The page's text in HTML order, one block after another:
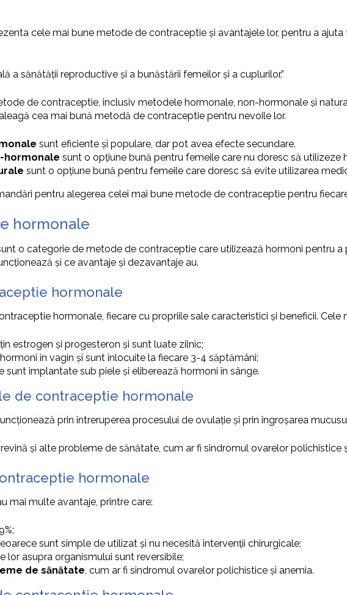
cele mai bune metode de contraceptie și avantajele lor, pentru a
a sănătății reproductive și a bunăstării femeilor și a cuplurilor.”
de contraceptie, inclusiv metodele hormonale, non-hormonale și
cea mai bună metodă de contraceptie pentru nevoile lor.
sunt eficiente și populare, dar pot avea efecte secundare.
hormonale sunt o opțiune bună pentru femeile care nu doresc să utilizeze
sunt o opțiune bună pentru femeile care doresc să evite utilizarea
pentru alegerea celei mai bune metode de contraceptie pentru
hormonale
o categorie de metode de contraceptie care utilizează hormoni pentru a
și ce avantaje și dezavantaje au.
hormonale
hormonale, fiecare cu propriile sale caracteristici și beneficii. Cele
estrogen și progesteron și sunt luate zilnic;
în vagin și sunt înlocuite la fiecare 3-4 săptămâni;
sunt implantate sub piele și eliberează hormoni în sânge.
de contraceptie hormonale
prin întreruperea procesului de ovulație și prin îngroșarea
și alte probleme de sănătate, cum ar fi sindromul ovarelor polichistice
hormonale
mai multe avantaje, printre care:
sunt simple de utilizat și nu necesită intervenții chirurgicale;
lor asupra organismului sunt reversibile;
de sănătate, cum ar fi sindromul ovarelor polichistice și anemia.